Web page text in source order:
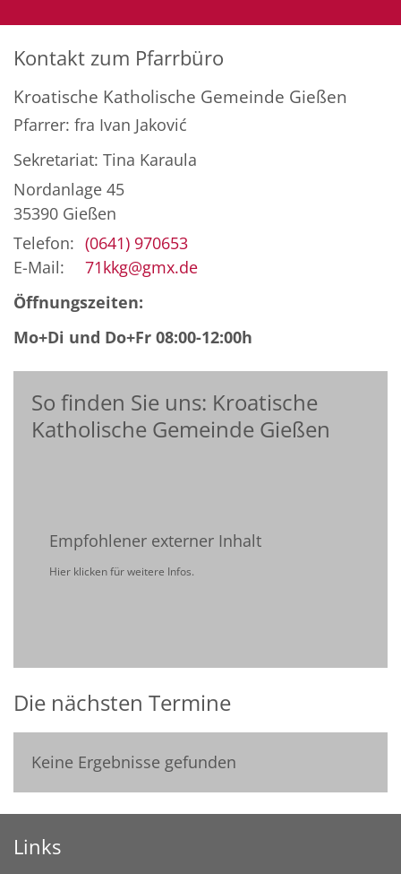
Kontakt zum Pfarrbüro
Kroatische Katholische Gemeinde Gießen
Pfarrer: fra Ivan Jaković
Sekretariat: Tina Karaula
Nordanlage 45
35390 Gießen
Telefon: (0641) 970653
E-Mail:
71kkg@gmx.de
Öffnungszeiten:
Mo+Di und Do+Fr 08:00-12:00h
So finden Sie uns: Kroatische
Katholische Gemeinde Gießen
Empfohlener externer Inhalt
Hier klicken für weitere Infos.
Die nächsten Termine
Keine Ergebnisse gefunden
Links